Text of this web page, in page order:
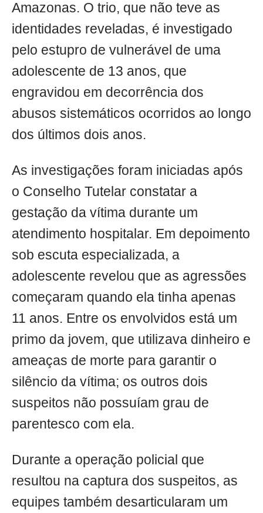
Amazonas. O trio, que não teve as
identidades reveladas, é investigado
pelo estupro de vulnerável de uma
adolescente de 13 anos, que
engravidou em decorrência dos
abusos sistemáticos ocorridos ao longo
dos últimos dois anos.
As investigações foram iniciadas após
o Conselho Tutelar constatar a
gestação da vítima durante um
atendimento hospitalar. Em depoimento
sob escuta especializada, a
adolescente revelou que as agressões
começaram quando ela tinha apenas
11 anos. Entre os envolvidos está um
primo da jovem, que utilizava dinheiro e
ameaças de morte para garantir o
silêncio da vítima; os outros dois
suspeitos não possuíam grau de
parentesco com ela.
Durante a operação policial que
resultou na captura dos suspeitos, as
equipes também desarticularam um